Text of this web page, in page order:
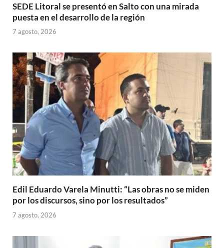
SEDE Litoral se presentó en Salto con una mirada
puesta en el desarrollo de la región
7 agosto, 2026
Edil Eduardo Varela Minutti: “Las obras no se miden
por los discursos, sino por los resultados”
7 agosto, 2026